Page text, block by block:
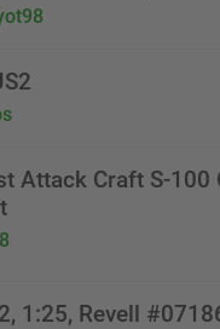
Attack Craft S-
1:25, Revell